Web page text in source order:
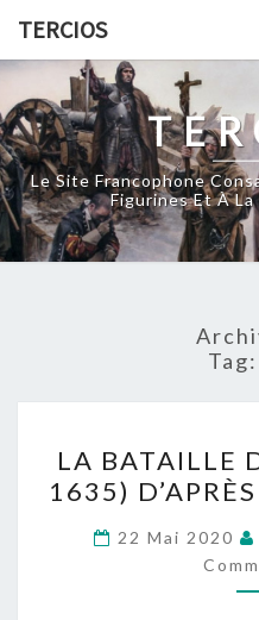
content
TERCIOS
Le Site Francophone
Figurines Et À
Tag:
LA BATAILLE
1635)
22 Mai 2020